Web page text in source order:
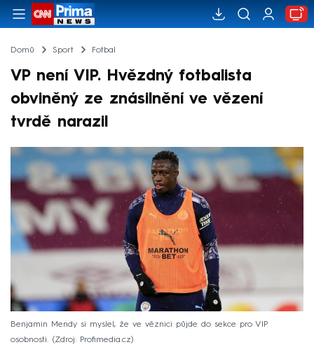
Domů Sport Fotbal
VP není VIP. Hvězdný fotbalista
obviněný ze znásilnění ve vězení
tvrdě narazil
Benjamin Mendy si myslel, že ve věznici půjde do sekce pro VIP
osobnosti.
Zdroj: Profimedia.cz